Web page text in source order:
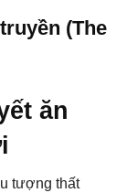
(The
ăn
tượng thất